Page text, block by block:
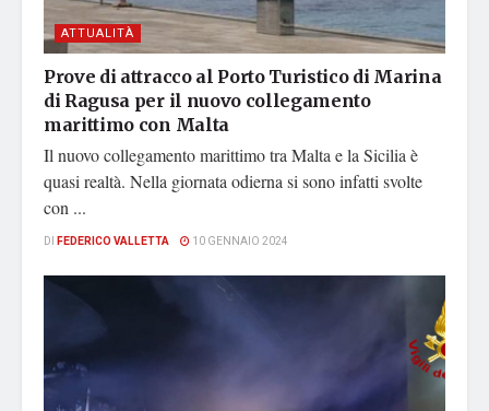
ATTUALITÀ
Prove di attracco al Porto Turistico di Marina
di Ragusa per il nuovo collegamento
marittimo con Malta
Il nuovo collegamento marittimo tra Malta e la Sicilia è
quasi realtà. Nella giornata odierna si sono infatti svolte
con ...
DI FEDERICO VALLETTA 10 GENNAIO 2024